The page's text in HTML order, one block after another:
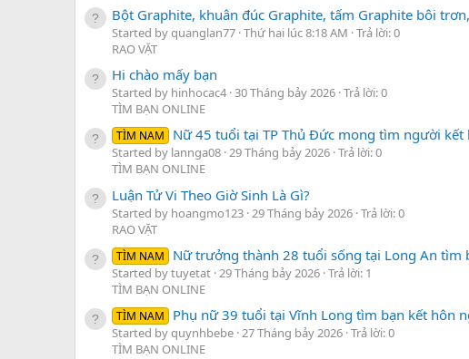
Bột Graphite, khuân đúc Graphite, tấm Graphite bôi trơn,
Started by quanglan77 Thứ hai lúc 8:18 AM Trả lời: 0
RAO VẶT
Hi chào mấy bạn
Started by hinhocac4 30 Tháng bảy 2026 Trả lời: 0
TÌM BẠN ONLINE
TÌM NAM Nữ 45 tuổi tại TP Thủ Đức mong tìm người kết
Started by lannga08 29 Tháng bảy 2026 Trả lời: 0
TÌM BẠN ONLINE
Luận Tử Vi Theo Giờ Sinh Là Gì?
Started by hoangmo123 29 Tháng bảy 2026 Trả lời: 0
RAO VẶT
TÌM NAM Nữ trưởng thành 28 tuổi sống tại Long An tìm
Started by tuyetat 29 Tháng bảy 2026 Trả lời: 1
TÌM BẠN ONLINE
TÌM NAM Phụ nữ 39 tuổi tại Vĩnh Long tìm bạn kết hôn
Started by quynhbebe 27 Tháng bảy 2026 Trả lời: 0
TÌM BẠN ONLINE